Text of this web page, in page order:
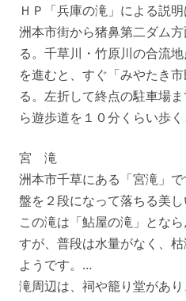
ＨＰ「兵庫の滝」による説明
洲本市街から猪鼻第二ダム
る。千草川・竹原川の合流
を進むと、すぐ「みやたき
る。左折して終点の駐車場
ら遊歩道を１０分くらい歩く
宮 滝
洲本市千草にある「宮滝」
盤を２段になって落ちる美し
この滝は「鮎屋の滝」とな
すが、普段は水量がなく、
ようです。…
滝周辺は、祠や籠り堂があ